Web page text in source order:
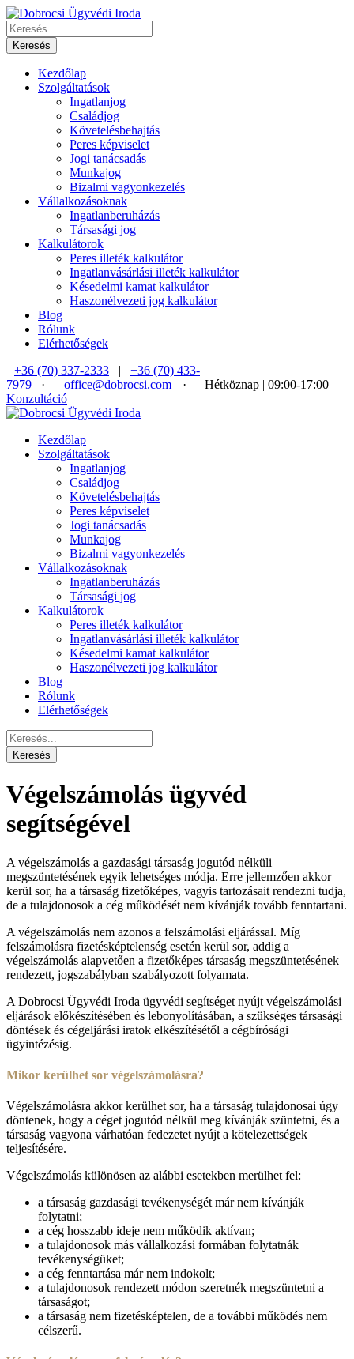
Kezdőlap
Szolgáltatások
Ingatlanjog
Családjog
Követelésbehajtás
Peres képviselet
Jogi tanácsadás
Munkajog
Bizalmi vagyonkezelés
Vállalkozásoknak
Ingatlanberuházás
Társasági jog
Kalkulátorok
Peres illeték kalkulátor
Ingatlanvásárlási illeték kalkulátor
Késedelmi kamat kalkulátor
Haszonélvezeti jog kalkulátor
Blog
Rólunk
Elérhetőségek
+36 (70) 337-2333
|
+36 (70) 433-
7979
· office@dobrocsi.com ·
Hétköznap | 09:00-17:00
Konzultáció
Kezdőlap
Szolgáltatások
Ingatlanjog
Családjog
Követelésbehajtás
Peres képviselet
Jogi tanácsadás
Munkajog
Bizalmi vagyonkezelés
Vállalkozásoknak
Ingatlanberuházás
Társasági jog
Kalkulátorok
Peres illeték kalkulátor
Ingatlanvásárlási illeték kalkulátor
Késedelmi kamat kalkulátor
Haszonélvezeti jog kalkulátor
Blog
Rólunk
Elérhetőségek
Végelszámolás ügyvéd
segítségével
A végelszámolás a gazdasági társaság jogutód nélküli
megszüntetésének egyik lehetséges módja. Erre jellemzően akkor
kerül sor, ha a társaság fizetőképes, vagyis tartozásait rendezni tudja,
de a tulajdonosok a cég működését nem kívánják tovább fenntartani.
A végelszámolás nem azonos a felszámolási eljárással. Míg
felszámolásra fizetésképtelenség esetén kerül sor, addig a
végelszámolás alapvetően a fizetőképes társaság megszüntetésének
rendezett, jogszabályban szabályozott folyamata.
A Dobrocsi Ügyvédi Iroda ügyvédi segítséget nyújt végelszámolási
eljárások előkészítésében és lebonyolításában, a szükséges társasági
döntések és cégeljárási iratok elkészítésétől a cégbírósági
ügyintézésig.
Mikor kerülhet sor végelszámolásra?
Végelszámolásra akkor kerülhet sor, ha a társaság tulajdonosai úgy
döntenek, hogy a céget jogutód nélkül meg kívánják szüntetni, és a
társaság vagyona várhatóan fedezetet nyújt a kötelezettségek
teljesítésére.
Végelszámolás különösen az alábbi esetekben merülhet fel:
a társaság gazdasági tevékenységét már nem kívánják
folytatni;
a cég hosszabb ideje nem működik aktívan;
a tulajdonosok más vállalkozási formában folytatnák
tevékenységüket;
a cég fenntartása már nem indokolt;
a tulajdonosok rendezett módon szeretnék megszüntetni a
társaságot;
a társaság nem fizetésképtelen, de a további működés nem
célszerű.